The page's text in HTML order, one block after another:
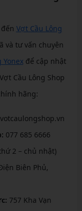
Vợt Cầu Lông
và tư vấn chuyên
Yonexđể cập nhật
Cầu Lông Shop
hãng:
077 685 6666
2 – chủ nhật)
Biên Phủ,
757 Kha Vạn